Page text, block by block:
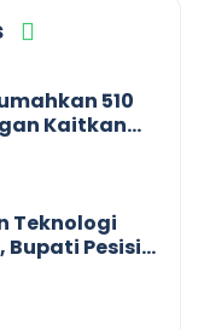
510
Kaitkan
Politik
Teknologi
Bupati Pesisir
Sister City